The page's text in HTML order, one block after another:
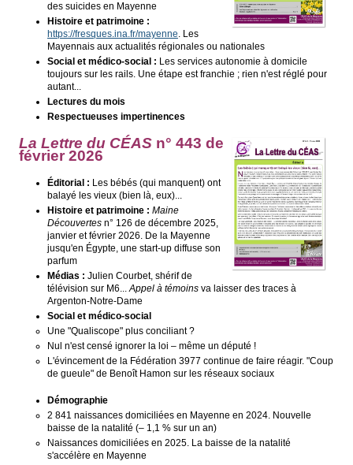
des suicides en Mayenne
Histoire et patrimoine :
https://fresques.ina.fr/mayenne. Les
Mayennais aux actualités régionales ou nationales
Social et médico-social : Les services autonomie à domicile
toujours sur les rails. Une étape est franchie ; rien n'est réglé pour
autant...
Lectures du mois
Respectueuses impertinences
La Lettre du CÉASn° 443 de
février 2026
Éditorial : Les bébés (qui manquent) ont
balayé les vieux (bien là, eux)...
Histoire et patrimoine : Maine
Découvertesn° 126 de décembre 2025,
janvier et février 2026. De la Mayenne
jusqu'en Égypte, une start-up diffuse son
parfum
Médias : Julien Courbet, shérif de
télévision sur M6...Appel à témoinsva laisser des traces à
Argenton-Notre-Dame
Social et médico-social
Une "Qualiscope" plus conciliant ?
Nul n'est censé ignorer la loi – même un député !
L'évincement de la Fédération 3977 continue de faire réagir. "Coup
de gueule" de Benoît Hamon sur les réseaux sociaux
Démographie
2 841 naissances domiciliées en Mayenne en 2024. Nouvelle
baisse de la natalité (– 1,1 % sur un an)
Naissances domiciliées en 2025. La baisse de la natalité
s'accélère en Mayenne